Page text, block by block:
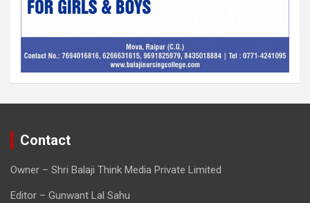
Contact
Owner – Shri Balaji Think Media Private Limited
Editor – Gunwant Lal Sahu